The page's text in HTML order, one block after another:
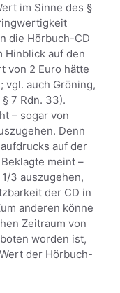
im Sinne des §
die Hörbuch-CD
Hinblick auf den
von 2 Euro hätte
vgl. auch Gröning,
7 Rdn. 33).
– sogar von
Denn
auf der
meint –
3 auszugehen,
der CD in
anderen könne
Zeitraum von
worden ist,
der Hörbuch-